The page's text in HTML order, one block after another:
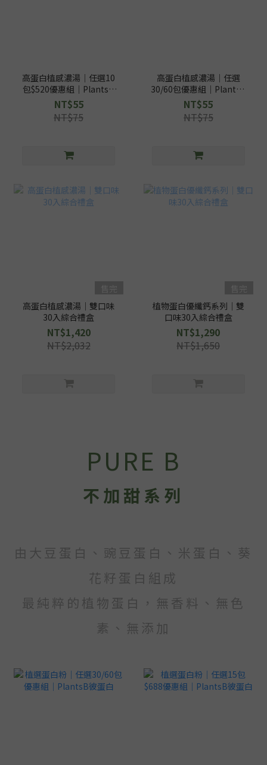
高蛋白植感濃湯｜任選10
包$520優惠組｜PlantsB
彼蛋白
NT$55
NT$75
高蛋白植感濃湯｜任選
30/60包優惠組｜PlantsB
彼蛋白
NT$55
NT$75
高蛋白植感濃湯｜雙口味
30入綜合禮盒
NT$1,420
NT$2,032
植物蛋白優纖鈣系列｜雙
口味30入綜合禮盒
NT$1,290
NT$1,650
PURE B
不加 甜系列
由大豆蛋白、豌豆蛋白、米蛋白、葵
花籽蛋白組成
最純粹的植物蛋白，無香料、無色
素、無添加